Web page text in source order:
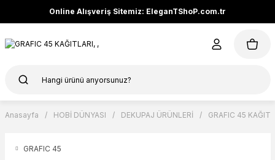
Online Alışveriş Sitemiz: EleganTShoP.com.tr
Anasayfa HOBİ DÜNYASI DEKUPAJ ÜRÜNLERİ GRAFIC 45
GRAFIC 45